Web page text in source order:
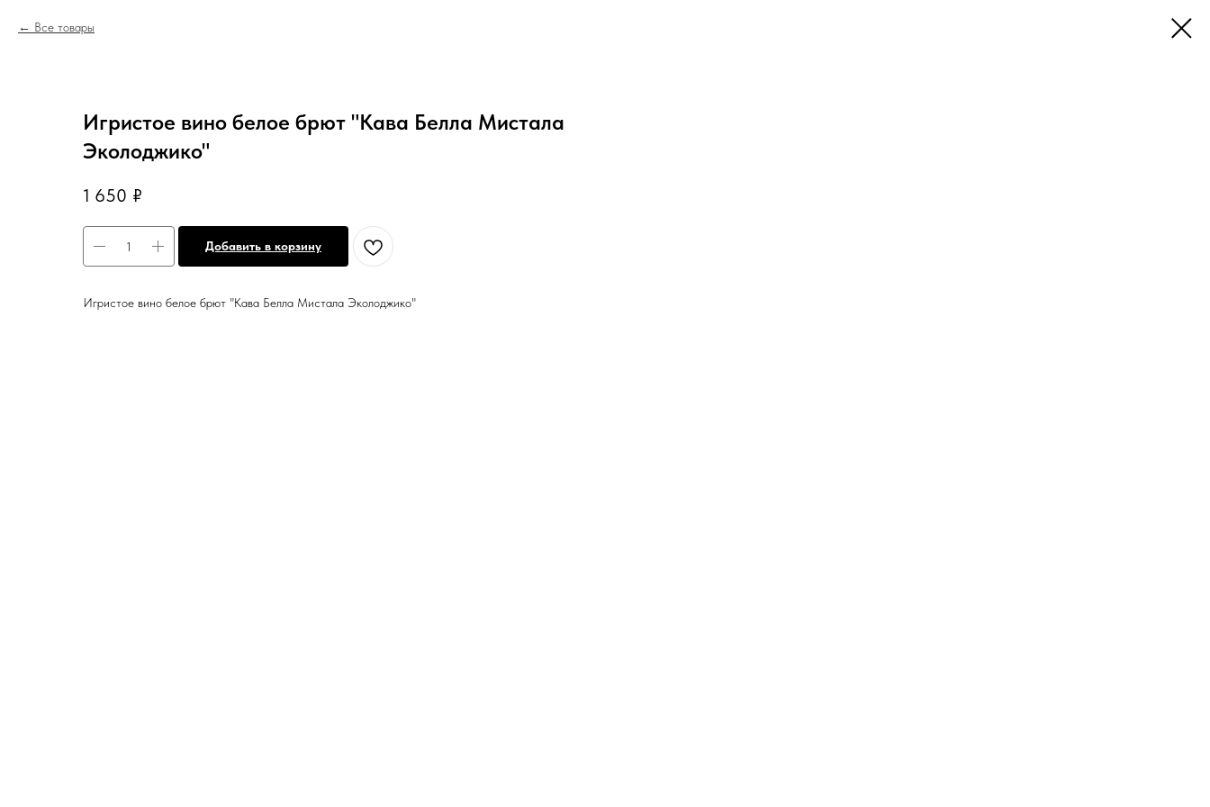
Все товары
Игристое вино белое брют "Кава Белла Мистала
Эколоджико"
1 650 ₽
Добавить в корзину
Игристое вино белое брют "Кава Белла Мистала Эколоджико"